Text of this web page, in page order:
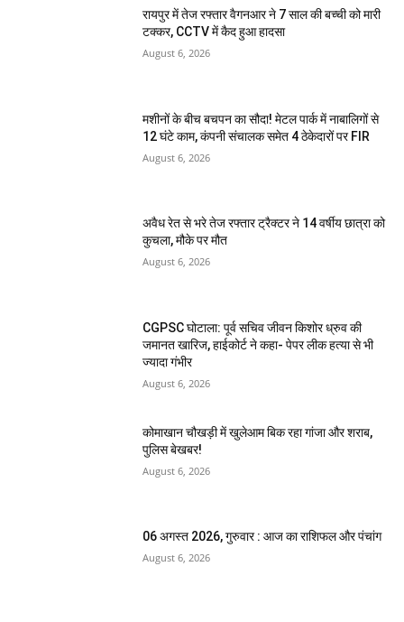
रायपुर में तेज रफ्तार वैगनआर ने 7 साल की बच्ची को मारी
टक्कर, CCTV में कैद हुआ हादसा
August 6, 2026
मशीनों के बीच बचपन का सौदा! मेटल पार्क में नाबालिगों से
12 घंटे काम, कंपनी संचालक समेत 4 ठेकेदारों पर FIR
August 6, 2026
अवैध रेत से भरे तेज रफ्तार ट्रैक्टर ने 14 वर्षीय छात्रा को
कुचला, मौके पर मौत
August 6, 2026
CGPSC घोटाला: पूर्व सचिव जीवन किशोर ध्रुव की
जमानत खारिज, हाईकोर्ट ने कहा- पेपर लीक हत्या से भी
ज्यादा गंभीर
August 6, 2026
कोमाखान चौखड़ी में खुलेआम बिक रहा गांजा और शराब,
पुलिस बेखबर!
August 6, 2026
06 अगस्त 2026, गुरुवार : आज का राशिफल और पंचांग
August 6, 2026